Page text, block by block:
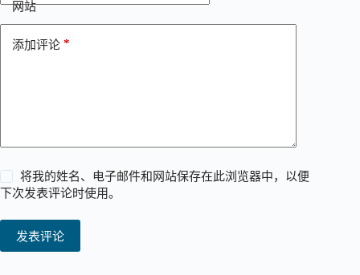
网站
添加评论 *
将我的姓名、电子邮件和网站保存在此浏览器中，以便
下次发表评论时使用。
发表评论